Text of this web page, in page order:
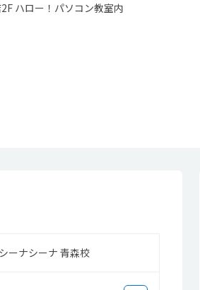
ハロー！パソコン教室内
ーナシーナ 青森校